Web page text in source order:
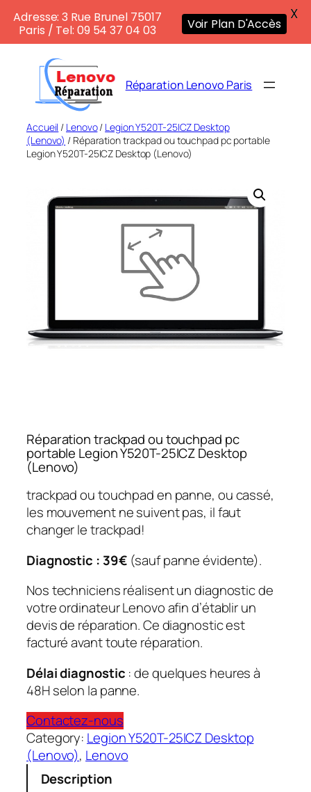
contenu
Réparation Lenovo Paris
Accueil / Lenovo/ Legion Y520T-25ICZ Desktop
(Lenovo) / Réparation trackpad ou touchpad pc portable
Legion Y520T-25ICZ Desktop (Lenovo)
Réparation trackpad ou touchpad pc
portable Legion Y520T-25ICZ Desktop
(Lenovo)
trackpad ou touchpad en panne, ou cassé,
les mouvement ne suivent pas, il faut
changer le trackpad!
Diagnostic : 39€ (sauf panne évidente).
Nos techniciens réalisent un diagnostic de
votre ordinateur Lenovo afin d’établir un
devis de réparation. Ce diagnostic est
facturé avant toute réparation.
Délai diagnostic : de quelques heures à
48H selon la panne.
Contactez-nous
Category: Legion Y520T-25ICZ Desktop
(Lenovo), Lenovo
Description
Adresse: 3 Rue Brunel 75017
Paris / Tel: 09 54 37 04 03
Voir Plan D'Accès
X